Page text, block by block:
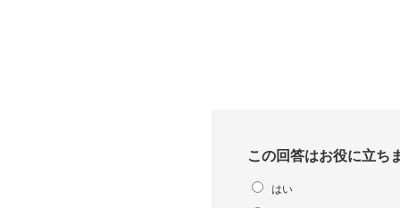
この回答はお役に立ち
はい